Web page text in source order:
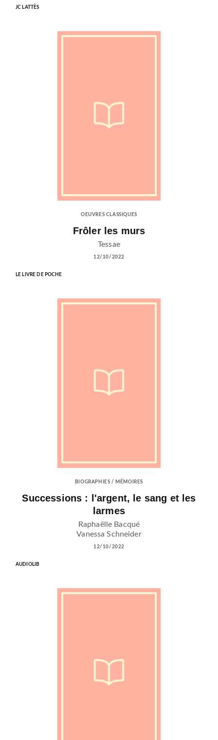
JC LATTÈS
OEUVRES CLASSIQUES
Frôler les murs
Tessae
12/10/2022
LE LIVRE DE POCHE
BIOGRAPHIES / MÉMOIRES
Successions : l'argent, le sang et les
larmes
Raphaëlle Bacqué
Vanessa Schneider
12/10/2022
AUDIOLIB